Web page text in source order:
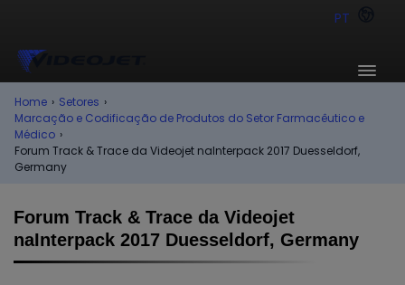
PT
Home › Setores ›
Marcação e Codificação de Produtos do Setor Farmacêutico e
Médico ›
Forum Track & Trace da Videojet naInterpack 2017 Duesseldorf,
Germany
Forum Track & Trace da Videojet
naInterpack 2017 Duesseldorf, Germany